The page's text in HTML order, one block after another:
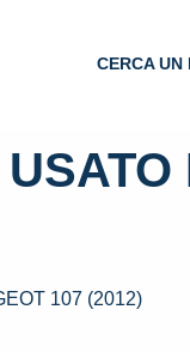
CERCA UN
107 (2012)